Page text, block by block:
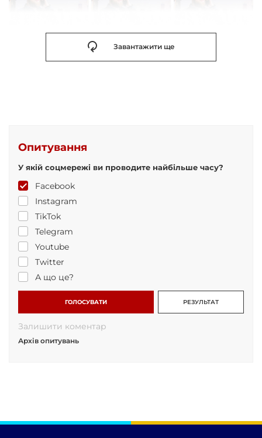
Завантажити ще
Опитування
У якій соцмережі ви проводите найбільше часу?
Facebook
Instagram
TikTok
Telegram
Youtube
Twitter
А що це?
ГОЛОСУВАТИ РЕЗУЛЬТАТ
Залишити коментар
Архів опитувань